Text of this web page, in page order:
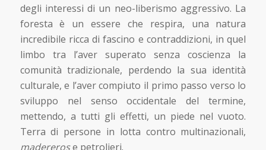
degli interessi di un neo-liberismo aggressivo. La
foresta è un essere che respira, una natura
incredibile ricca di fascino e contraddizioni, in quel
limbo tra l’aver superato senza coscienza la
comunità tradizionale, perdendo la sua identità
culturale, e l’aver compiuto il primo passo verso lo
sviluppo nel senso occidentale del termine,
mettendo, a tutti gli effetti, un piede nel vuoto.
Terra di persone in lotta contro multinazionali,
madererose petrolieri.